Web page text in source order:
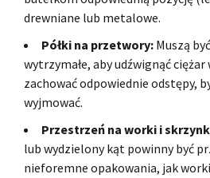
drewniane lub metalowe.
Półki na przetwory: Muszą
wytrzymałe, aby udźwignąć ciężar
zachować odpowiednie odstępy,
wyjmować.
Przestrzeń na worki i
lub wydzielony kąt powinny być
nieforemne opakowania, jak